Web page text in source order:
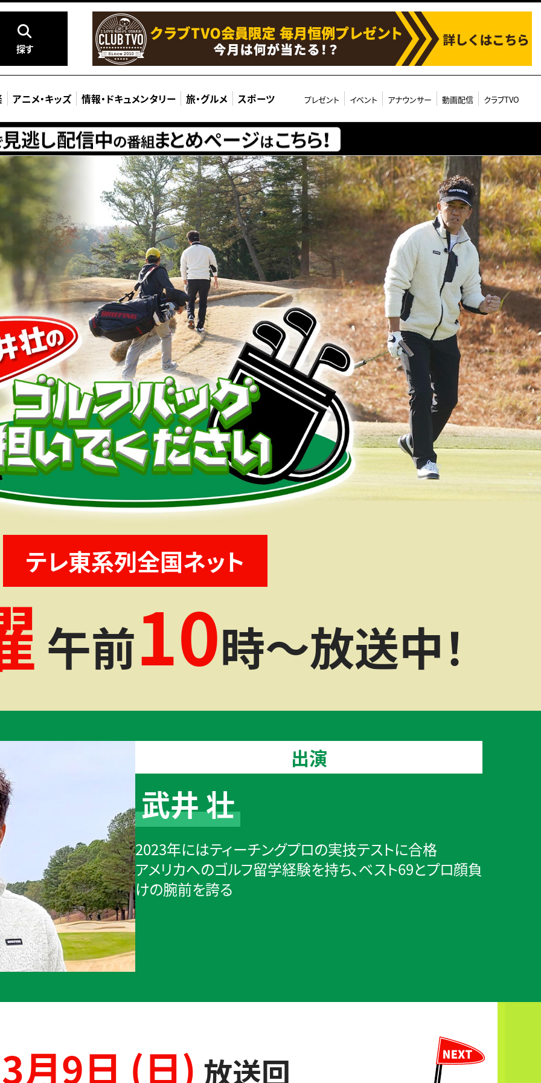
探す
アニメ・キッズ 情報・ ドキュメンタリー 旅・グルメ スポーツ プレゼント イベント アナウンサー 動画配信 クラブTVO
テレ東系列全国ネット
午前10時～放送中！
出演
武井 壮
2023年にはティーチングプロの実技テストに合格
アメリカへのゴルフ留学経験を持ち、ベスト69とプロ顔負
けの腕前を誇る
3月9日 (日) 放送回